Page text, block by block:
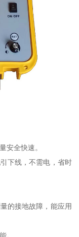
安全快速。
下线，不需电，省时
的接地故障，能应用
。